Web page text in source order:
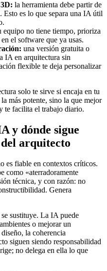
la herramienta debe partir de
Esto es lo que separa una IA útil
equipo no tiene tiempo, prioriza
el software que ya usas.
una versión gratuita o
IA en arquitectura sin
flexible te deja personalizar
solo te sirve si encaja en tu
más potente, sino la que mejor
te facilita el trabajo diario.
y dónde sigue
arquitecto
es fiable en contextos críticos.
como «aterradoramente
técnica, y con razón: no
Genera
sustituye. La IA puede
o mejorar un
la coherencia
siguen siendo responsabilidad
no delega en ella lo que